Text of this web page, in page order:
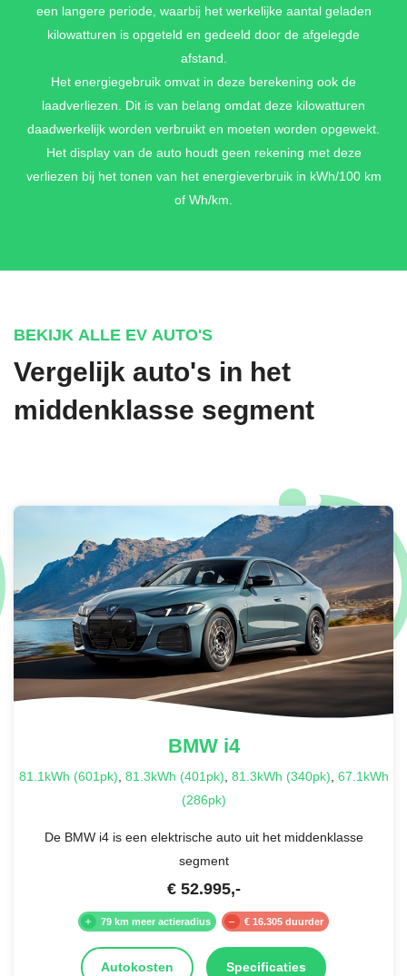
€ 0,-
€ 1.100,-
INDIGO GREY METALLIC
een langere periode, waarbij het werkelijke aantal geladen
kilowatturen is opgeteld en gedeeld door de afgelegde
afstand.
Het energiegebruik omvat in deze berekening ook de
laadverliezen. Dit is van belang omdat deze kilowatturen
daadwerkelijk worden verbruikt en moeten worden opgewekt.
Het display van de auto houdt geen rekening met deze
verliezen bij het tonen van het energieverbruik in kWh/100 km
of Wh/km.
BEKIJK ALLE EV AUTO'S
Vergelijk auto's in het
middenklasse segment
BMWi4
81.1kWh (601pk), 81.3kWh (401pk), 81.3kWh (340pk), 67.1kWh
(286pk)
De BMW i4 is een elektrische auto uit het middenklasse
segment
€ 52.995,-
79 km meer actieradius € 16.305 duurder
Autokosten Specificaties